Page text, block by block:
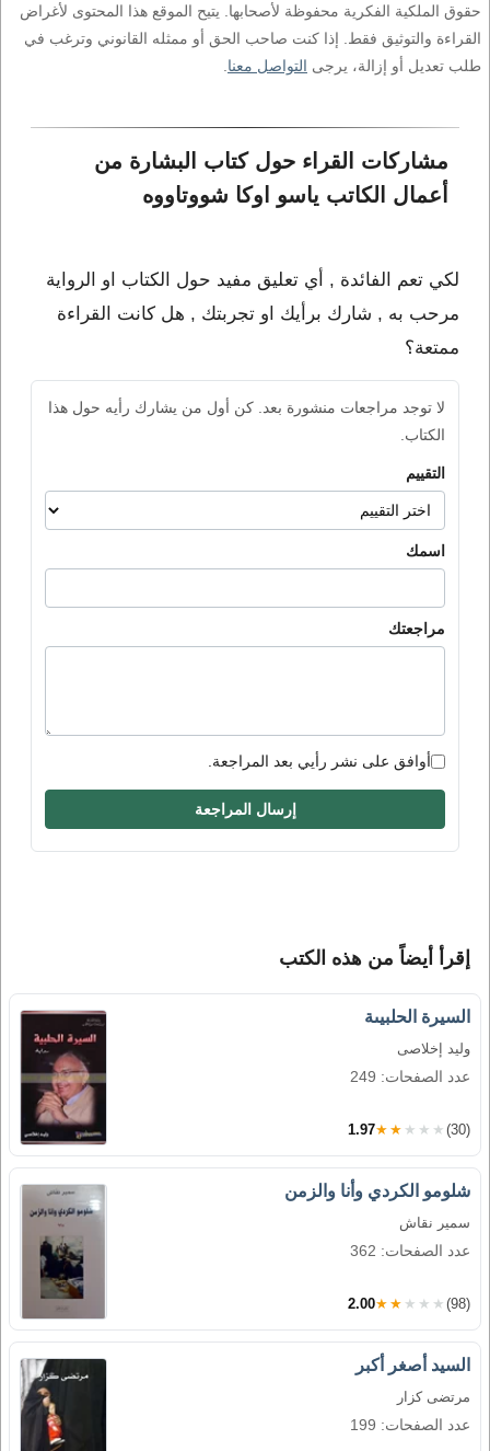
حقوق الملكية الفكرية محفوظة لأصحابها. يتيح الموقع هذا المحتوى لأغراض
القراءة والتوثيق فقط. إذا كنت صاحب الحق أو ممثله القانوني وترغب في
طلب تعديل أو إزالة، يرجى التواصل معنا
مشاركات القراء حول كتاب البشارة من
أعمال الكاتب ياسو اوكا شووتاووه
لكي تعم الفائدة , أي تعليق مفيد حول الكتاب او الرواية
مرحب به , شارك برأيك او تجربتك , هل كانت القراءة
ممتعة؟
لا توجد مراجعات منشورة بعد. كن أول من يشارك رأيه حول هذا
الكتاب.
التقييم
اسمك
مراجعتك
أوافق على نشر رأيي بعد المراجعة.
إرسال المراجعة
إقرأ أيضاً من هذه الكتب
السيرة الحلبيىة
وليد إخلاصى
عدد الصفحات: 249
1.97★★★★★ (30)
شلومو الكردي وأنا والزمن
سمير نقاش
عدد الصفحات: 362
2.00★★★★★ (98)
السيد أصغر أكبر
مرتضى كزار
عدد الصفحات: 199